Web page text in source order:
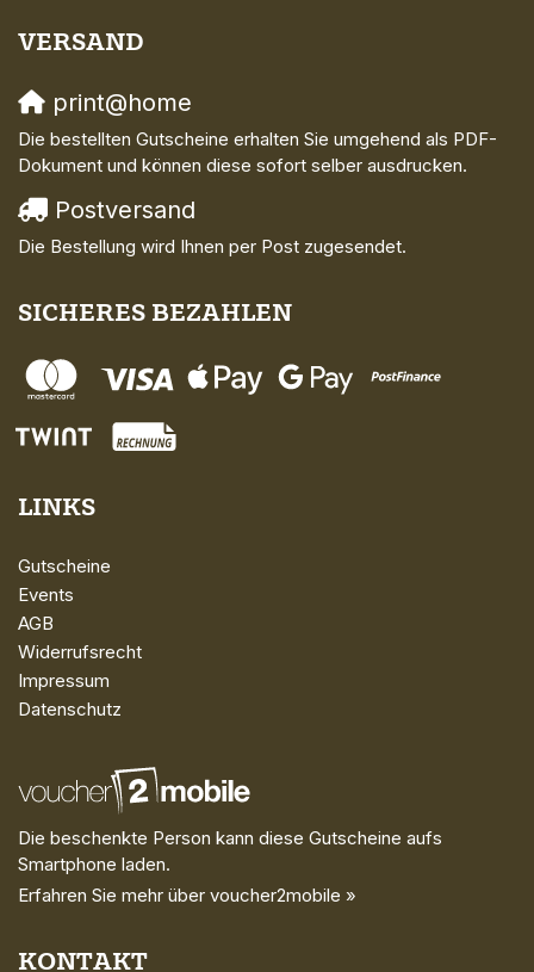
VERSAND
print@home
Die bestellten Gutscheine erhalten Sie umgehend als PDF-
Dokument und können diese sofort selber ausdrucken.
Postversand
Die Bestellung wird Ihnen per Post zugesendet.
SICHERES BEZAHLEN
LINKS
Gutscheine
Events
AGB
Widerrufsrecht
Impressum
Datenschutz
Die beschenkte Person kann diese Gutscheine aufs
Smartphone laden.
Erfahren Sie mehr über voucher2mobile »
KONTAKT